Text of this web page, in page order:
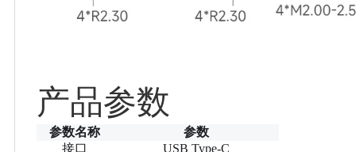
产品参数
参数名称
参数
接口
USB Type-C